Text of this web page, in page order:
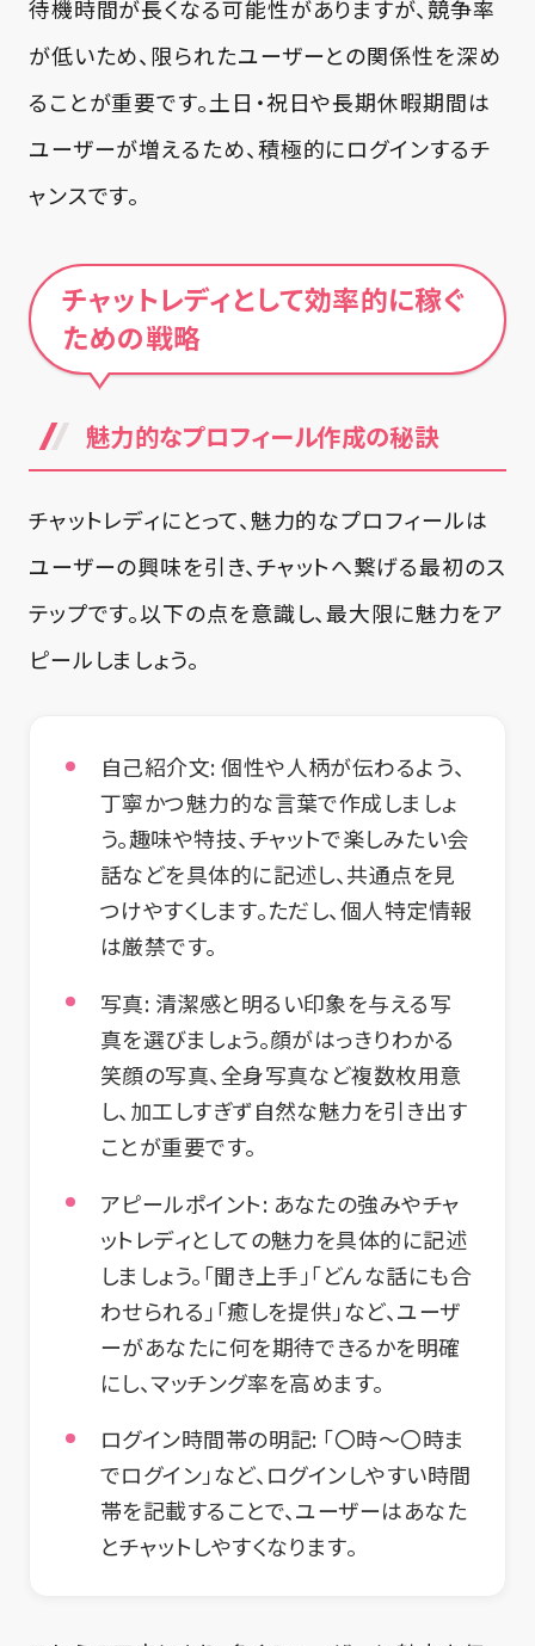
待機時間が長くなる可能性がありますが、競争率
が低いため、限られたユーザーとの関係性を深め
ることが重要です。土日・祝日や長期休暇期間は
ユーザーが増えるため、積極的にログインするチ
ャンスです。
チャットレディとして効率的に稼ぐ
ための戦略
魅力的なプロフィール作成の秘訣
チャットレディにとって、魅力的なプロフィールは
ユーザーの興味を引き、チャットへ繋げる最初のス
テップです。以下の点を意識し、最大限に魅力をア
ピールしましょう。
自己紹介文:個性や人柄が伝わるよう、
丁寧かつ魅力的な言葉で作成しましょ
う。趣味や特技、チャットで楽しみたい会
話などを具体的に記述し、共通点を見
つけやすくします。ただし、個人特定情報
は厳禁です。
写真: 清潔感と明るい印象を与える写
真を選びましょう。顔がはっきりわかる
笑顔の写真、全身写真など複数枚用意
し、加工しすぎず自然な魅力を引き出す
ことが重要です。
アピールポイント: あなたの強みやチャ
ットレディとしての魅力を具体的に記述
しましょう。「聞き上手」「どんな話にも合
わせられる」「癒しを提供」など、ユーザ
ーがあなたに何を期待できるかを明確
にし、マッチング率を高めます。
ログイン時間帯の明記: 「〇時～〇時ま
でログイン」など、ログインしやすい時間
帯を記載することで、ユーザーはあなた
とチャットしやすくなります。